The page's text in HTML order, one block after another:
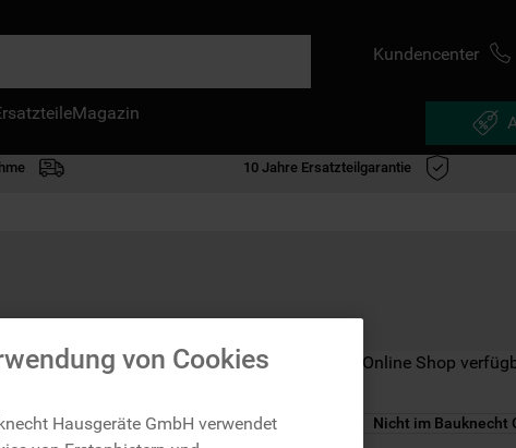
Kundencenter
Magazin
10 Jahre Ersatzteilgarantie
Nicht im Bauknecht Online Shop
Nicht im Bauknecht
von Cookies
Hausgeräte GmbH verwendet